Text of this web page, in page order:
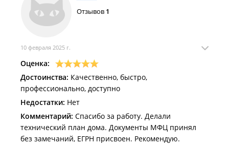
Отзывов 1
10 февраля 2025 г.
Оценка:
Достоинства: Качественно, быстро,
профессионально, доступно
Недостатки: Нет
Комментарий: Спасибо за работу. Делали
технический план дома. Документы МФЦ принял
без замечаний, ЕГРН присвоен. Рекомендую.